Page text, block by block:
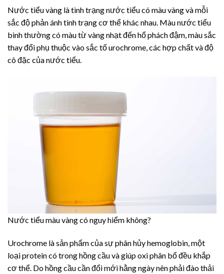
Nước tiểu vàng là tình trạng nước tiểu có màu vàng và mỗi
sắc độ phản ánh tình trạng cơ thể khác nhau. Màu nước tiểu
bình thường có màu từ vàng nhạt đến hổ phách đậm, màu sắc
thay đổi phụ thuộc vào sắc tố urochrome, các hợp chất và độ
cô đặc của nước tiểu.
Nước tiểu màu vàng có nguy hiểm không?
Urochrome là sản phẩm của sự phân hủy hemoglobin, một
loại protein có trong hồng cầu và giúp oxi phân bổ đều khắp
cơ thể. Do hồng cầu cần đổi mới hằng ngày nên phải đào thải